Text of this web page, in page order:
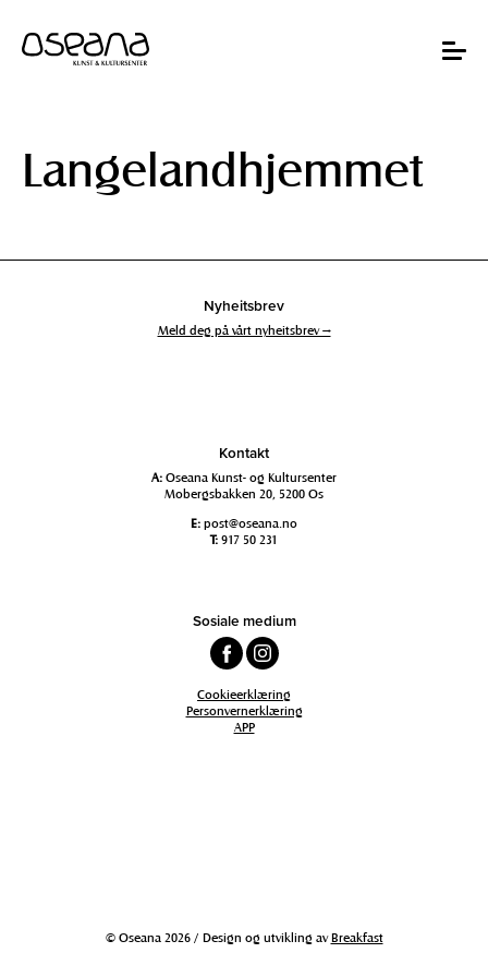
innhold
navigasjon
Toggle
Langelandhjemmet
Nyheitsbrev
Meld deg på vårt nyheitsbrev →
Kontakt
A: Oseana Kunst- og Kultursenter
Mobergsbakken 20, 5200 Os
E: post@oseana.no
T: 917 50 231
Sosiale medium
Cookieerklæring
Personvernerklæring
APP
© Oseana 2026 / Design og utvikling avBreakfast